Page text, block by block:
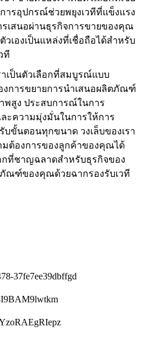
รอุปกรณ์ช่วยพยุงเวทีที่แข็งแรง
รเสนอผ่านธุรกิจการขายของคุณ
เองเป็นแหล่งที่เชื่อถือได้สำหรับ
ที
าเป็นตัวเลือกที่สมบูรณ์แบบ
งการขยายการนำเสนอผลิตภัณฑ์
สูง ประสบการณ์ในการ
ะความมุ่งมั่นในการให้การ
ขั้นตอนทุกขนาด วงเล็บของเรา
มต้องการของลูกค้าของคุณได้
กที่ชาญฉลาดสำหรับธุรกิจของ
ณฑ์ของคุณด้วยฉากรองรับเวที